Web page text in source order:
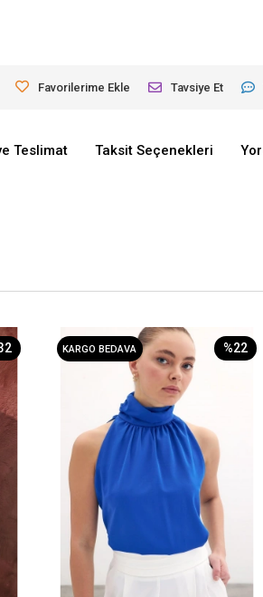
Favorilerime Ekle Tavsiye Et
Teslimat Taksit Seçenekleri
KARGO BEDAVA %22